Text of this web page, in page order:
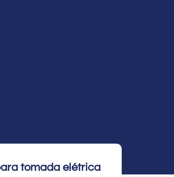
tomada elétrica